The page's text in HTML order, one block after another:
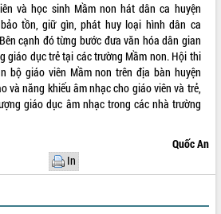
và học sinh Mầm non hát dân ca huyện
tồn, giữ gìn, phát huy loại hình dân ca
cạnh đó từng bước đưa văn hóa dân gian
giáo dục trẻ tại các trường Mầm non. Hội thi
bộ giáo viên Mầm non trên địa bàn huyện
và năng khiếu âm nhạc cho giáo viên và trẻ,
giáo dục âm nhạc trong các nhà trường
Quốc An
In